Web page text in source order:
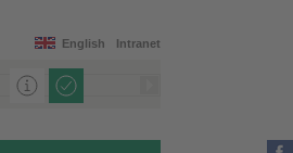
Intranet
English